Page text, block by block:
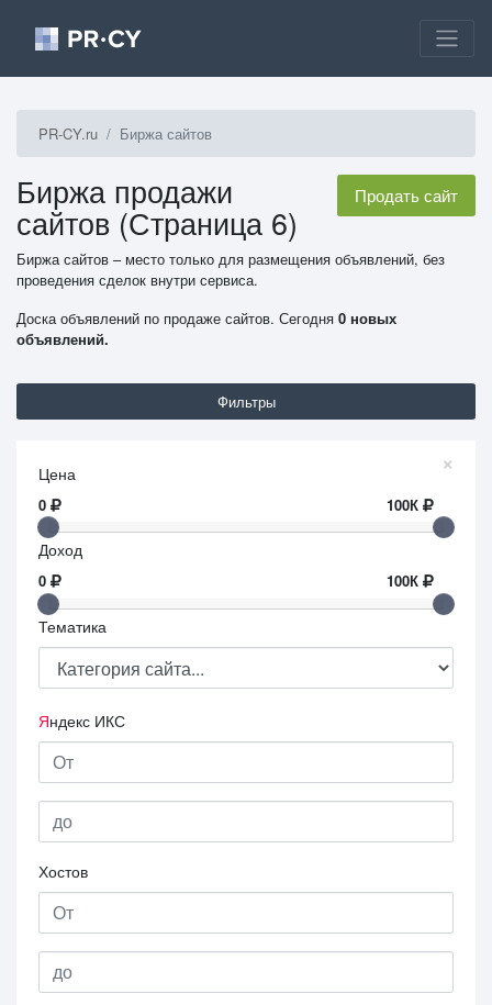
PR-CY.ru Биржа сайтов
Продать сайт
Биржа продажи
сайтов (Страница 6)
Биржа сайтов – место только для размещения объявлений, без
проведения сделок внутри сервиса.
Доска объявлений по продаже сайтов. Сегодня 0 новых
объявлений.
Фильтры
×
Цена
0 100К
Доход
0 100К
Тематика
Яндекс ИКС
Хостов